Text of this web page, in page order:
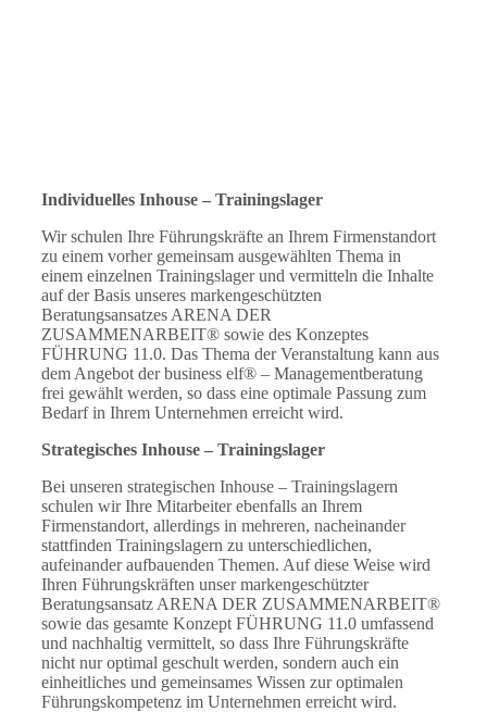
Individuelles Inhouse – Trainingslager
Wir schulen Ihre Führungskräfte an Ihrem Firmenstandort
zu einem vorher gemeinsam ausgewählten Thema in
einem einzelnen Trainingslager und vermitteln die Inhalte
auf der Basis unseres markengeschützten
Beratungsansatzes ARENA DER
ZUSAMMENARBEIT® sowie des Konzeptes
FÜHRUNG 11.0. Das Thema der Veranstaltung kann aus
dem Angebot der business elf® – Managementberatung
frei gewählt werden, so dass eine optimale Passung zum
Bedarf in Ihrem Unternehmen erreicht wird.
Strategisches Inhouse – Trainingslager
Bei unseren strategischen Inhouse – Trainingslagern
schulen wir Ihre Mitarbeiter ebenfalls an Ihrem
Firmenstandort, allerdings in mehreren, nacheinander
stattfinden Trainingslagern zu unterschiedlichen,
aufeinander aufbauenden Themen. Auf diese Weise wird
Ihren Führungskräften unser markengeschützter
Beratungsansatz ARENA DER ZUSAMMENARBEIT®
sowie das gesamte Konzept FÜHRUNG 11.0 umfassend
und nachhaltig vermittelt, so dass Ihre Führungskräfte
nicht nur optimal geschult werden, sondern auch ein
einheitliches und gemeinsames Wissen zur optimalen
Führungskompetenz im Unternehmen erreicht wird.